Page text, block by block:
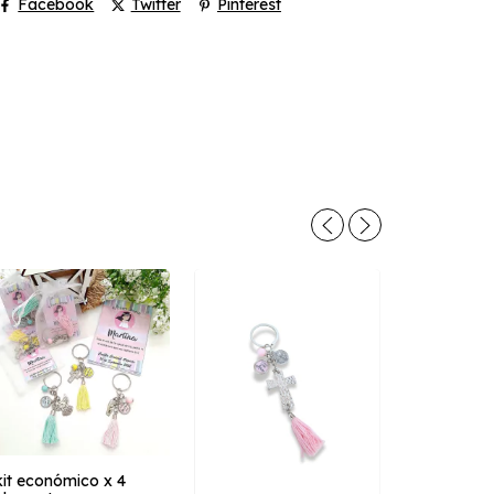
Facebook Twitter Pinterest
económico x 4